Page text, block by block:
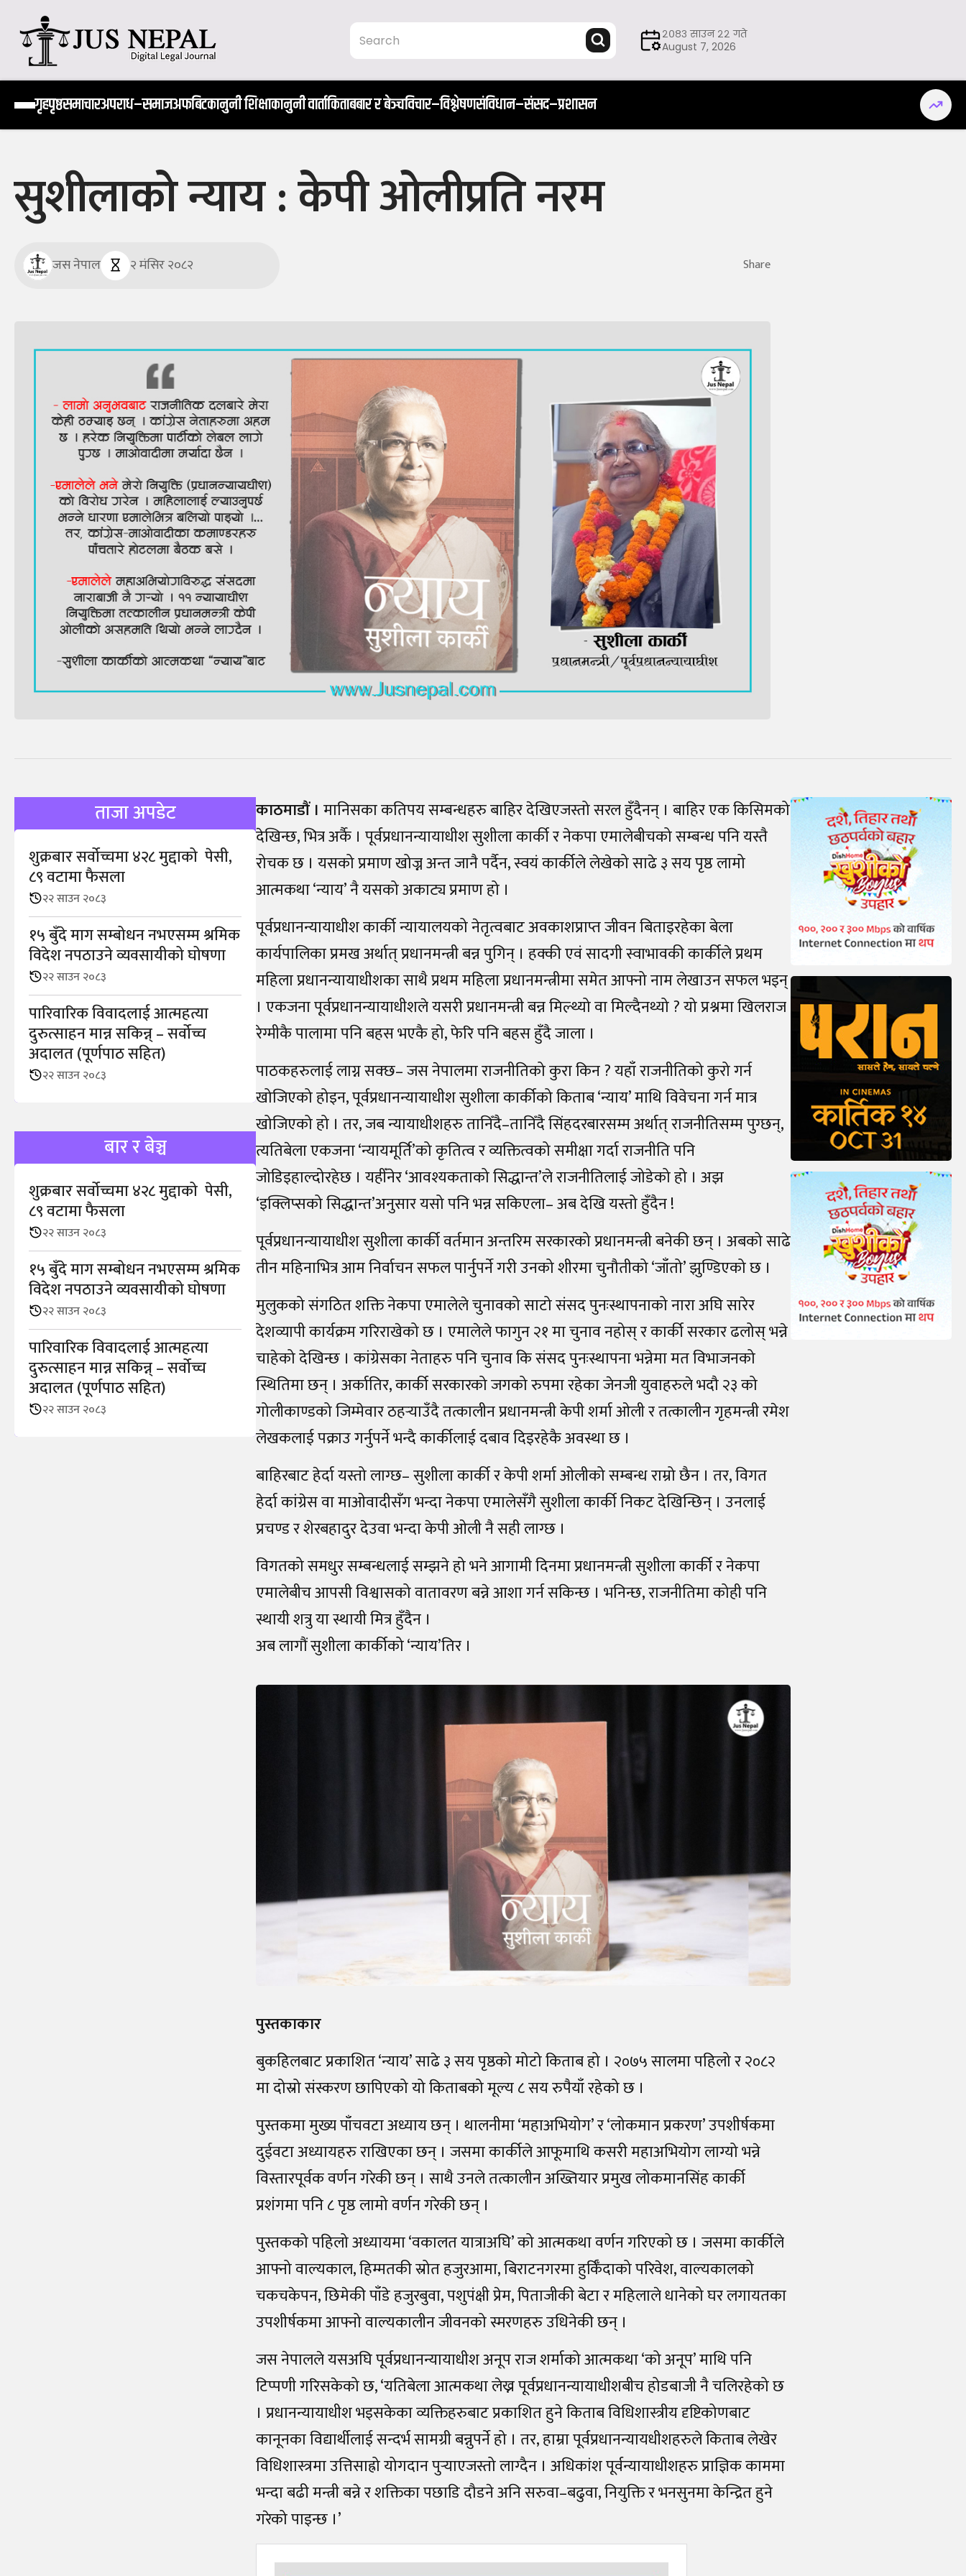
content
Jus Nepal | www.jusnepal.com
Digital Legal Journal
२०८३ साउन २२ गते
August 7, 2026
गृहपृष्ठसमाचारअपराध–समाजअफबिटकानुनी शिक्षाकानुनी वार्ताकिताबबार र बेञ्चविचार–विश्लेषणसंविधान–संसद–प्रशासन
सुशीलाको न्याय : केपी ओलीप्रति नरम
जस नेपाल २ मंसिर २०८२ Share
ताजा अपडेट
शुक्रबार सर्वोच्चमा ४२८ मुद्दाको पेसी,
८९ वटामा फैसला
२२ साउन २०८३
१५ बुँदे माग सम्बोधन नभएसम्म श्रमिक
विदेश नपठाउने व्यवसायीको घोषणा
२२ साउन २०८३
पारिवारिक विवादलाई आत्महत्या
दुरुत्साहन मान्न सकिन्न् – सर्वोच्च
अदालत (पूर्णपाठ सहित)
२२ साउन २०८३
बार र बेञ्च
शुक्रबार सर्वोच्चमा ४२८ मुद्दाको पेसी,
८९ वटामा फैसला
२२ साउन २०८३
१५ बुँदे माग सम्बोधन नभएसम्म श्रमिक
विदेश नपठाउने व्यवसायीको घोषणा
२२ साउन २०८३
पारिवारिक विवादलाई आत्महत्या
दुरुत्साहन मान्न सकिन्न् – सर्वोच्च
अदालत (पूर्णपाठ सहित)
२२ साउन २०८३
काठमाडौं । मानिसका कतिपय सम्बन्धहरु बाहिर देखिएजस्तो सरल हुँदैनन् । बाहिर एक किसिमको
देखिन्छ, भित्र अर्कै । पूर्वप्रधानन्यायाधीश सुशीला कार्की र नेकपा एमालेबीचको सम्बन्ध पनि यस्तै
रोचक छ । यसको प्रमाण खोज्न अन्त जानै पर्दैन, स्वयं कार्कीले लेखेको साढे ३ सय पृष्ठ लामो
आत्मकथा ‘न्याय’ नै यसको अकाट्य प्रमाण हो ।
पूर्वप्रधानन्यायाधीश कार्की न्यायालयको नेतृत्वबाट अवकाशप्राप्त जीवन बिताइरहेका बेला
कार्यपालिका प्रमख अर्थात् प्रधानमन्त्री बन्न पुगिन् । हक्की एवं सादगी स्वाभावकी कार्कीले प्रथम
महिला प्रधानन्यायाधीशका साथै प्रथम महिला प्रधानमन्त्रीमा समेत आफ्नो नाम लेखाउन सफल भइन्
। एकजना पूर्वप्रधानन्यायाधीशले यसरी प्रधानमन्त्री बन्न मिल्थ्यो वा मिल्दैनथ्यो ? यो प्रश्नमा खिलराज
रेग्मीकै पालामा पनि बहस भएकै हो, फेरि पनि बहस हुँदै जाला ।
पाठकहरुलाई लाग्न सक्छ– जस नेपालमा राजनीतिको कुरा किन ? यहाँ राजनीतिको कुरो गर्न
खोजिएको होइन, पूर्वप्रधानन्यायाधीश सुशीला कार्कीको किताब ‘न्याय’ माथि विवेचना गर्न मात्र
खोजिएको हो । तर, जब न्यायाधीशहरु तानिँदै–तानिँदै सिंहदरबारसम्म अर्थात् राजनीतिसम्म पुग्छन्,
त्यतिबेला एकजना ‘न्यायमूर्ति’को कृतित्व र व्यक्तित्वको समीक्षा गर्दा राजनीति पनि
जोडिइहाल्दोरहेछ । यहीँनेर ‘आवश्यकताको सिद्धान्त’ले राजनीतिलाई जोडेको हो । अझ
‘इक्लिप्सको सिद्धान्त’अनुसार यसो पनि भन्न सकिएला– अब देखि यस्तो हुँदैन !
पूर्वप्रधानन्यायाधीश सुशीला कार्की वर्तमान अन्तरिम सरकारको प्रधानमन्त्री बनेकी छन् । अबको साढे
तीन महिनाभित्र आम निर्वाचन सफल पार्नुपर्ने गरी उनको शीरमा चुनौतीको ‘जाँतो’ झुण्डिएको छ ।
मुलुकको संगठित शक्ति नेकपा एमालेले चुनावको साटो संसद पुनःस्थापनाको नारा अघि सारेर
देशव्यापी कार्यक्रम गरिराखेको छ । एमालेले फागुन २१ मा चुनाव नहोस् र कार्की सरकार ढलोस् भन्ने
चाहेको देखिन्छ । कांग्रेसका नेताहरु पनि चुनाव कि संसद पुनःस्थापना भन्नेमा मत विभाजनको
स्थितिमा छन् । अर्कातिर, कार्की सरकारको जगको रुपमा रहेका जेनजी युवाहरुले भदौ २३ को
गोलीकाण्डको जिम्मेवार ठहर्‍याउँदै तत्कालीन प्रधानमन्त्री केपी शर्मा ओली र तत्कालीन गृहमन्त्री रमेश
लेखकलाई पक्राउ गर्नुपर्ने भन्दै कार्कीलाई दबाव दिइरहेकै अवस्था छ ।
बाहिरबाट हेर्दा यस्तो लाग्छ– सुशीला कार्की र केपी शर्मा ओलीको सम्बन्ध राम्रो छैन । तर, विगत
हेर्दा कांग्रेस वा माओवादीसँग भन्दा नेकपा एमालेसँगै सुशीला कार्की निकट देखिन्छिन् । उनलाई
प्रचण्ड र शेरबहादुर देउवा भन्दा केपी ओली नै सही लाग्छ ।
विगतको समधुर सम्बन्धलाई सम्झने हो भने आगामी दिनमा प्रधानमन्त्री सुशीला कार्की र नेकपा
एमालेबीच आपसी विश्वासको वातावरण बन्ने आशा गर्न सकिन्छ । भनिन्छ, राजनीतिमा कोही पनि
स्थायी शत्रु या स्थायी मित्र हुँदैन ।
अब लागौं सुशीला कार्कीको ‘न्याय’तिर ।
पुस्तकाकार
बुकहिलबाट प्रकाशित ‘न्याय’ साढे ३ सय पृष्ठको मोटो किताब हो । २०७५ सालमा पहिलो र २०८२
मा दोस्रो संस्करण छापिएको यो किताबको मूल्य ८ सय रुपैयाँ रहेको छ ।
पुस्तकमा मुख्य पाँचवटा अध्याय छन् । थालनीमा ‘महाअभियोग’ र ‘लोकमान प्रकरण’ उपशीर्षकमा
दुईवटा अध्यायहरु राखिएका छन् । जसमा कार्कीले आफूमाथि कसरी महाअभियोग लाग्यो भन्ने
विस्तारपूर्वक वर्णन गरेकी छन् । साथै उनले तत्कालीन अख्तियार प्रमुख लोकमानसिंह कार्की
प्रशंगमा पनि ८ पृष्ठ लामो वर्णन गरेकी छन् ।
पुस्तकको पहिलो अध्यायमा ‘वकालत यात्राअघि’ को आत्मकथा वर्णन गरिएको छ । जसमा कार्कीले
आफ्नो वाल्यकाल, हिम्मतकी स्रोत हजुरआमा, बिराटनगरमा हुर्किँदाको परिवेश, वाल्यकालको
चकचकेपन, छिमेकी पाँडे हजुरबुवा, पशुपंक्षी प्रेम, पिताजीकी बेटा र महिलाले धानेको घर लगायतका
उपशीर्षकमा आफ्नो वाल्यकालीन जीवनको स्मरणहरु उधिनेकी छन् ।
जस नेपालले यसअघि पूर्वप्रधानन्यायाधीश अनूप राज शर्माको आत्मकथा ‘को अनूप’ माथि पनि
टिप्पणी गरिसकेको छ, ‘यतिबेला आत्मकथा लेख्न पूर्वप्रधानन्यायाधीशबीच होडबाजी नै चलिरहेको छ
। प्रधानन्यायाधीश भइसकेका व्यक्तिहरुबाट प्रकाशित हुने किताब विधिशास्त्रीय दृष्टिकोणबाट
कानूनका विद्यार्थीलाई सन्दर्भ सामग्री बन्नुपर्ने हो । तर, हाम्रा पूर्वप्रधानन्यायधीशहरुले किताब लेखेर
विधिशास्त्रमा उत्तिसाह्रो योगदान पुर्‍याएजस्तो लाग्दैन । अधिकांश पूर्वन्यायाधीशहरु प्राज्ञिक काममा
भन्दा बढी मन्त्री बन्ने र शक्तिका पछाडि दौडने अनि सरुवा–बढुवा, नियुक्ति र भनसुनमा केन्द्रित हुने
गरेको पाइन्छ ।’